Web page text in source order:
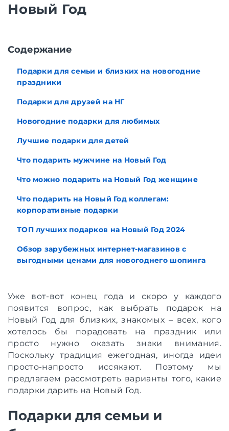
Новый Год
Cодержание
Подарки для семьи и близких на новогодние
праздники
Подарки для друзей на НГ
Новогодние подарки для любимых
Лучшие подарки для детей
Что подарить мужчине на Новый Год
Что можно подарить на Новый Год женщине
Что подарить на Новый Год коллегам:
корпоративные подарки
ТОП лучших подарков на Новый Год 2024
Обзор зарубежных интернет-магазинов с
выгодными ценами для новогоднего шопинга
Уже вот-вот конец года и скоро у каждого
появится вопрос, как выбрать подарок на
Новый Год для близких, знакомых – всех, кого
хотелось бы порадовать на праздник или
просто нужно оказать знаки внимания.
Поскольку традиция ежегодная, иногда идеи
просто-напросто иссякают. Поэтому мы
предлагаем рассмотреть варианты того, какие
подарки дарить на Новый Год.
Подарки для семьи и